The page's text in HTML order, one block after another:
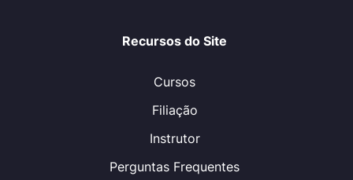
Recursos do Site
Cursos
Filiação
Instrutor
Perguntas Frequentes